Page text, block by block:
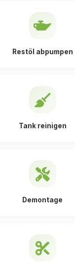
Restöl abpumpen
Tank reinigen
Demontage